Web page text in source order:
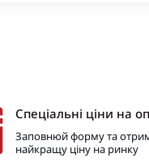
Спеціальні ціни на
Заповнюй форму та
найкращу ціну на ринку